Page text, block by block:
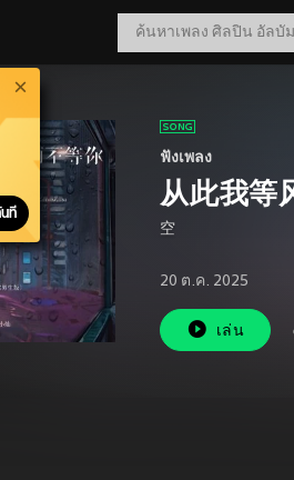
ที
ฟังเพลง
从此我等
空
20 ต.ค. 2025
เล่น